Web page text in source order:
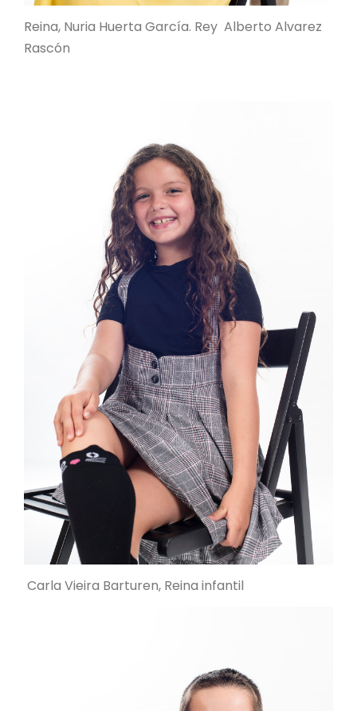
Reina, Nuria Huerta García. Rey Alberto Alvarez
Rascón
Carla Vieira Barturen, Reina infantil